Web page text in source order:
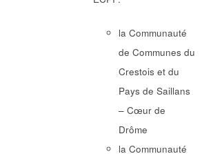
la Communauté
de Communes du
Crestois et du
Pays de Saillans
– Cœur de
Drôme
la Communauté